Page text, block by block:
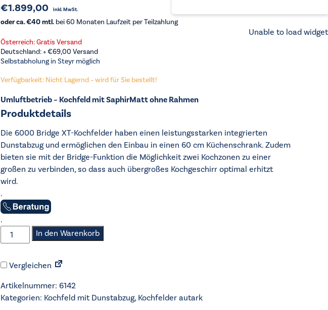
€1.899,00 inkl. MwSt.
oder ca. €40 mtl.bei 60 Monaten Laufzeit per Teilzahlung
Österreich: Gratis Versand
Deutschland: +€69,00 Versand
Selbstabholung in Steyr möglich
Verfügbarkeit: Nicht Lagernd – wird für Sie bestellt!
Umluftbetrieb – Kochfeld mit SaphirMatt ohne Rahmen
Produktdetails
Die 6000 Bridge XT-Kochfelder haben einen leistungsstarken integrierten
Dunstabzug und ermöglichen den Einbau in einen 60 cm Küchenschrank. Zudem
bieten sie mit der Bridge-Funktion die Möglichkeit zwei Kochzonen zu einer
großen zu verbinden, so dass auch übergroßes Kochgeschirr optimal erhitzt
wird.
.
.
AEG
-
mit
-
XUB6745IS
In den Warenkorb
Vergleichen
Artikelnummer: 6142
Kategorien: Kochfeld mit Dunstabzug, Kochfelder autark
Unable to load widget